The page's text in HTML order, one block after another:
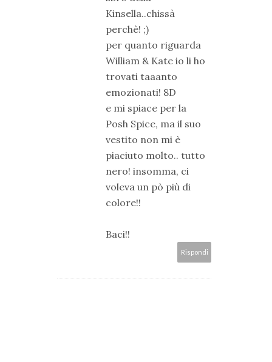
Kinsella..chissà
perchè! ;)
per quanto riguarda
William & Kate io li ho
trovati taaanto
emozionati! 8D
e mi spiace per la
Posh Spice, ma il suo
vestito non mi è
piaciuto molto.. tutto
nero! insomma, ci
voleva un pò più di
colore!!
Baci!!
Rispondi